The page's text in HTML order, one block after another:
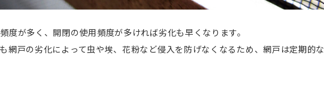
度が多く、開閉の使用頻度が多ければ劣化も早くなります。
網戸の劣化によって虫や埃、花粉など侵入を防げなくなるため、網戸は定期的な